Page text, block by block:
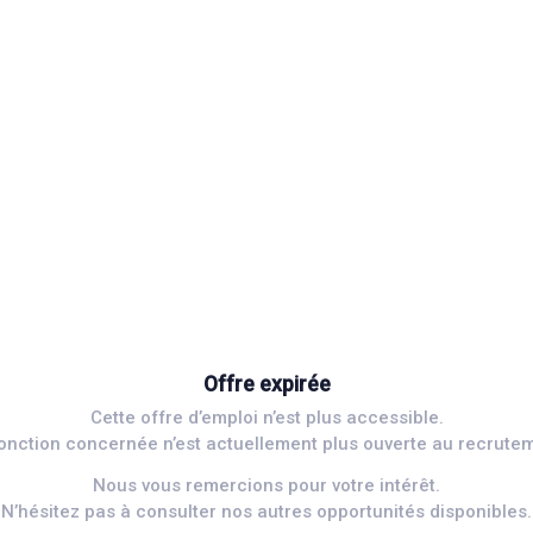
Offre expirée
Cette offre d’emploi n’est plus accessible.
concernée n’est actuellement plus ouverte au
Nous vous remercions pour votre intérêt.
N’hésitez pas à consulter nos autres opportunités disponibles.